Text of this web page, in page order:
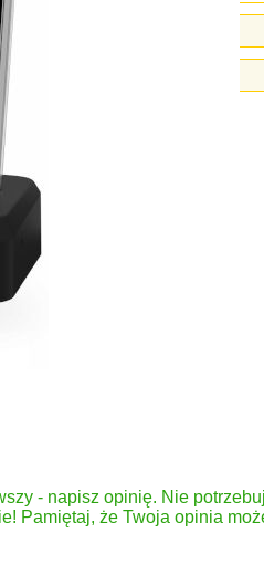
- napisz opinię. Nie
Pamiętaj, że Twoja opinia